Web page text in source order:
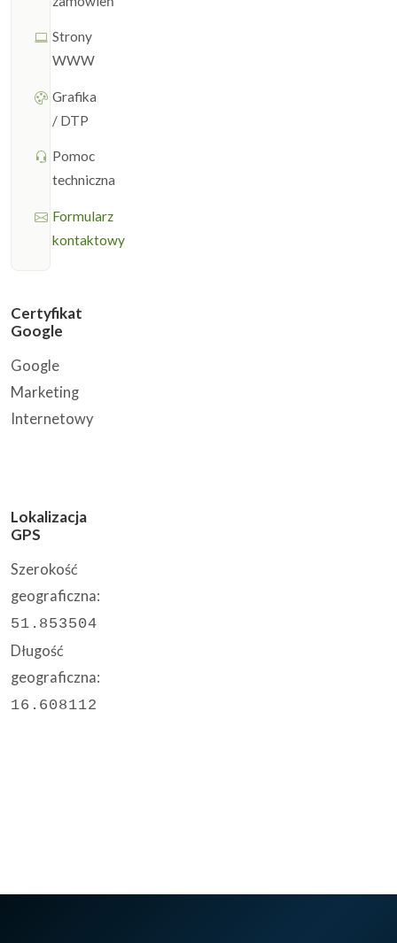
Strony
WWW
Grafika
/ DTP
Pomoc
techniczna
Formularz
kontaktowy
Certyfikat
Google
Google
Marketing
Internetowy
Lokalizacja
GPS
Szerokość
geograficzna:
51.853504
Długość
geograficzna:
16.608112